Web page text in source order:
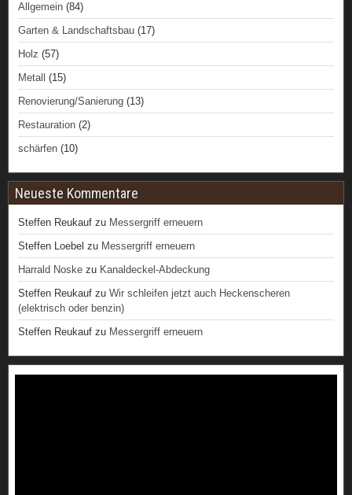
Allgemein (84)
Garten & Landschaftsbau (17)
Holz (57)
Metall (15)
Renovierung/Sanierung (13)
Restauration (2)
schärfen (10)
Neueste Kommentare
Steffen Reukauf zu Messergriff erneuern
Steffen Loebel zu Messergriff erneuern
Harrald Noske zu Kanaldeckel-Abdeckung
Steffen Reukauf zu Wir schleifen jetzt auch Heckenscheren
(elektrisch oder benzin)
Steffen Reukauf zu Messergriff erneuern